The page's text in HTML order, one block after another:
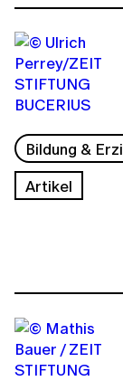
Bildung &
Artikel